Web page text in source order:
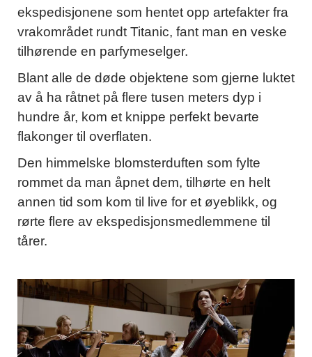
ekspedisjonene som hentet opp artefakter fra
vrakområdet rundt Titanic, fant man en veske
tilhørende en parfymeselger.
Blant alle de døde objektene som gjerne luktet
av å ha råtnet på flere tusen meters dyp i
hundre år, kom et knippe perfekt bevarte
flakonger til overflaten.
Den himmelske blomsterduften som fylte
rommet da man åpnet dem, tilhørte en helt
annen tid som kom til live for et øyeblikk, og
rørte flere av ekspedisjonsmedlemmene til
tårer.